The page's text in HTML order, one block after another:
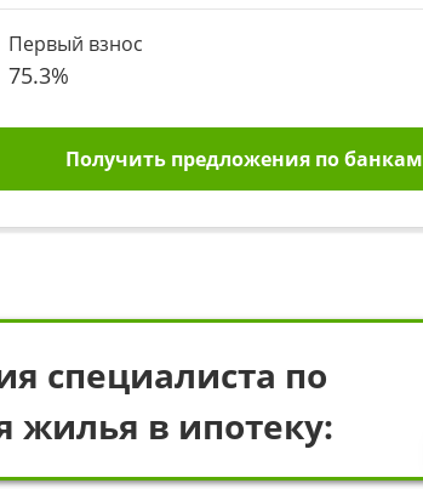
Первый взнос
75.3%
Получить предложения по банкам
специалиста по
жилья в ипотеку: